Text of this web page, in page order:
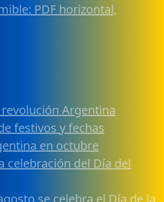
PDF horizontal,
Argentina
festivos y fechas
en octubre
celebración del Día del
se celebra el Día de la